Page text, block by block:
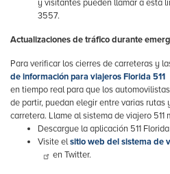
y visitantes pueden llamar a esta
3557.
Actualizaciones de tráfico durante
Para verificar los cierres de carreteras y
de información para viajeros Florida 511
en tiempo real para que los
de partir, puedan elegir entre varias rutas
carretera. Llame al sistema de viajero 511
Descargue la aplicación 511
Visite elsitio web del sistema de
en Twitter.